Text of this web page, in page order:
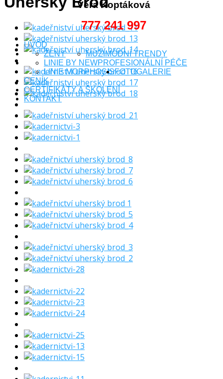
Věra Koptáková
777 241 997
ÚVOD
MÓDNÍ TRENDY
ŽENY
MUŽI
PROFESIONÁLNÍ PÉČE
LINIE BY NEW
LINIE MORPHOSISFOTOGALERIE
CENÍK
CERTIFIKÁTY A ŠKOLENÍ
KONTAKT